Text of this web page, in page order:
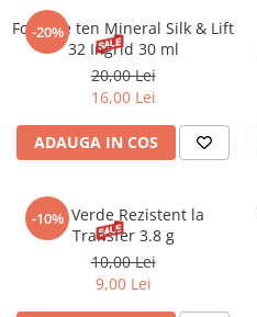
-20%
Fond de ten Mineral Silk & Lift
32 Ingrid 30 ml
20,00 Lei
16,00 Lei
ADAUGA IN COS
-10%
Ruj Verde Rezistent la
Transfer 3.8 g
10,00 Lei
9,00 Lei